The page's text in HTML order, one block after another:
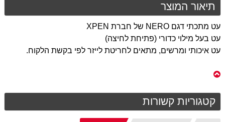
תיאור המוצר
עט מתכתי דגם NERO של חברת XPEN
עט בעל מילוי כדורי (פתיחת לחיצה)
עט איכותי ומרשים, מתאים לחריטת לייזר לפי בקשת הלקוח.
קטגוריות קשורות